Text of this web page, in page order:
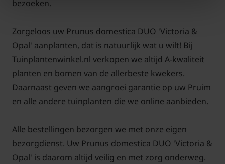
Opal' snoeien en onderhouden
Een DUO-pruimenboom is makkelijk te snoeien.
Vanuit de 2 verticale hoofdtakken zullen elk jaar
nieuwe takjes groeien. Knip deze takjes op 10 cm
van de hoofdtak terug. De korte takjes van 10 cm die
de loop van de jaren de bloemen, die kunnen
uitgroeien tot vruchten. Het snoeien van een
pruimenboom dient in de zomermaanden te
bezoeken.
Zorgeloos uw Prunus domestica DUO 'Victoria &
Opal' aanplanten, dat is natuurlijk wat u wilt! Bij
Tuinplantenwinkel.nl verkopen we altijd A-kwaliteit
planten en bomen van de allerbeste kwekers.
Daarnaast geven we aangroei garantie op uw Pruim
en alle andere tuinplanten die we online aanbieden.
Alle bestellingen bezorgen we met onze eigen
bezorgdienst. Uw Prunus domestica DUO 'Victoria &
Opal' is daarom altijd veilig en met zorg onderweg.